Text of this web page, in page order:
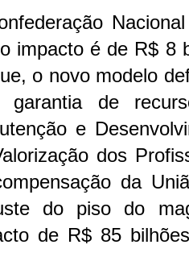
impacto é de R$ 8
o novo modelo
garantia de
e
dos
da
do piso do
de R$ 85